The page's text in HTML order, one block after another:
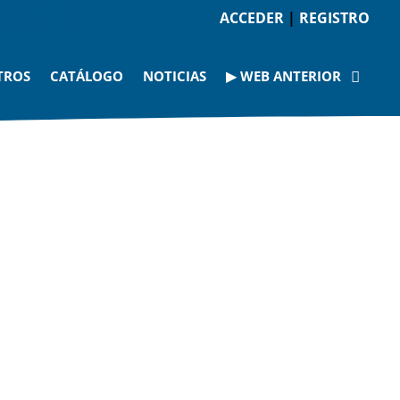
ACCEDER | REGISTRO
CATÁLOGO NOTICIAS ▶ WEB ANTERIOR